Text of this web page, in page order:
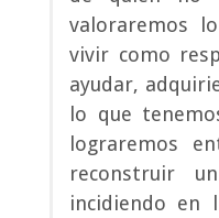
valoraremos
vivir como
ayudar,
lo que
lograremos
reconstruir
incidiendo en